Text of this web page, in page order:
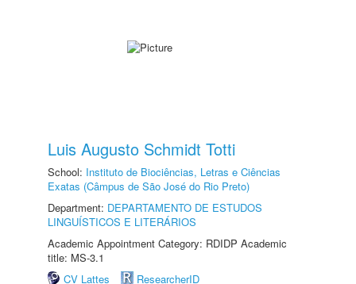
Luis Augusto Schmidt Totti
School: Instituto de Biociências, Letras e Ciências
Exatas (Câmpus de São José do Rio Preto)
Department: DEPARTAMENTO DE ESTUDOS
LINGUÍSTICOS E LITERÁRIOS
Academic Appointment Category: RDIDP Academic
title: MS-3.1
CV Lattes
ResearcherID